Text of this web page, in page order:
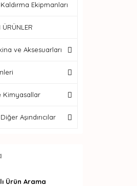
Ekipmanları
ÜRÜNLER
ve Aksesuarları
Kimyasallar
Aşındırıcılar
Ürün Arama